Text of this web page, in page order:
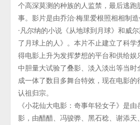
个高深莫测的种族的人监禁，最后逃跑
事。影片是由乔治·梅里爱根照相相制
·凡尔纳的小说《从地球到月球》和威
了月球上的人》。本片不止建立了科学
得电影上升为发挥梦想的平台和供给
中胆量大试验了叠影、淡入淡出等当时
成一体了数目多舞台特效，现在电影
认祖归宗。
《小花仙大电影：奇事年轻女子》是
影，由醋醋、冯骏骅、黑石稔、谢添